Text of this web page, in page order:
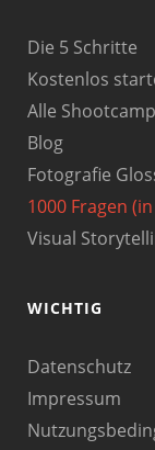
Die 5 Schritte
Kostenlos
Alle
Blog
Fotografie
1000 Fragen
Visual
WICHTIG
Datenschutz
Impressum